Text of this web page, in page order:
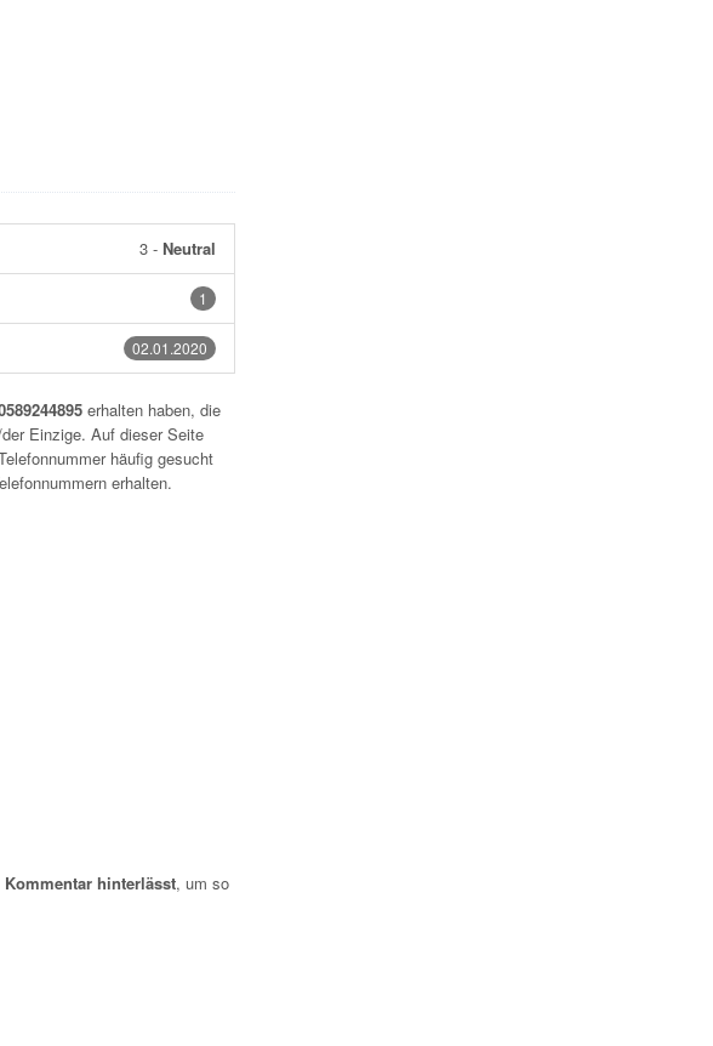
3- Neutral
1
02.01.2020
erhalten haben, die
Einzige. Auf dieser Seite
häufig gesucht
erhalten.
hinterlässt, um so